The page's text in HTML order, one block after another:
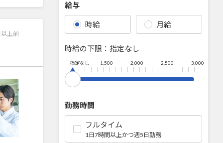
上前
給与
時給 月給
時給の下限： 指定なし
指定なし 1,500 2,000 2,500 3,000
勤務時間
フルタイム
1日7時間以上かつ週5日勤務